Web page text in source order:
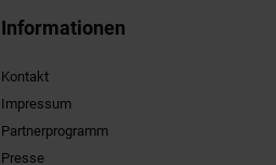
Informationen
Kontakt
Impressum
Partnerprogramm
Presse